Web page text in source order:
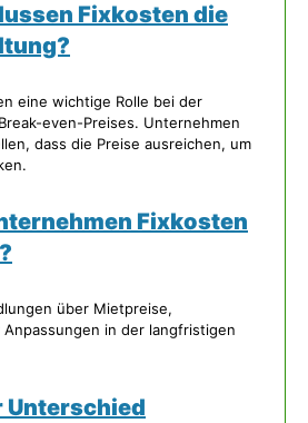
Fixkosten die
eine wichtige Rolle bei der
even-Preises. Unternehmen
dass die Preise ausreichen, um
Fixkosten
über Mietpreise,
in der langfristigen
Unterschied